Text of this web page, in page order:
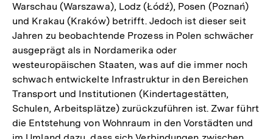
Warschau (Warszawa), Lodz (Łódź), Posen (Poznań)
und Krakau (Kraków) betrifft. Jedoch ist dieser seit
Jahren zu beobachtende Prozess in Polen schwächer
ausgeprägt als in Nordamerika oder
westeuropäischen Staaten, was auf die immer noch
schwach entwickelte Infrastruktur in den Bereichen
Transport und Institutionen (Kindertagestätten,
Schulen, Arbeitsplätze) zurückzuführen ist. Zwar führt
die Entstehung von Wohnraum in den Vorstädten und